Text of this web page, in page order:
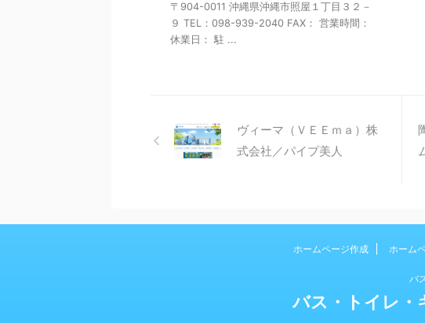
〒904-0011 沖縄県沖縄市照屋１丁目３２－
９ TEL：098-939-2040 FAX： 営業時間：
休業日： 駐 ...
ヴィーマ（ＶＥＥｍａ）株
式会社／パイプ美人
ホームページ作成 ホーム
バ
バス・トイレ・